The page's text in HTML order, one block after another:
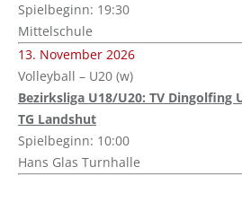
Spielbeginn: 19:30
Mittelschule
13. November 2026
Volleyball – U20 (w)
Bezirksliga U18/U20: TV Dingolfing
TG Landshut
Spielbeginn: 10:00
Hans Glas Turnhalle